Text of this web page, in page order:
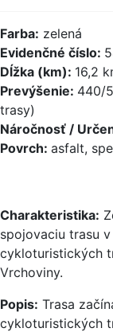
Farba: zelená
Evidenčné číslo:
Dĺžka (km): 16,2
Prevýšenie: 440/
trasy)
Náročnosť /
Povrch: asfalt,
Charakteristika:
spojovaciu trasu
cykloturistických
Vrchoviny.
Popis: Trasa
cykloturistických